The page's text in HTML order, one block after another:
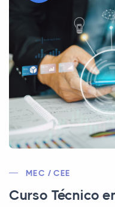
MEC / CEE
Curso Técnico